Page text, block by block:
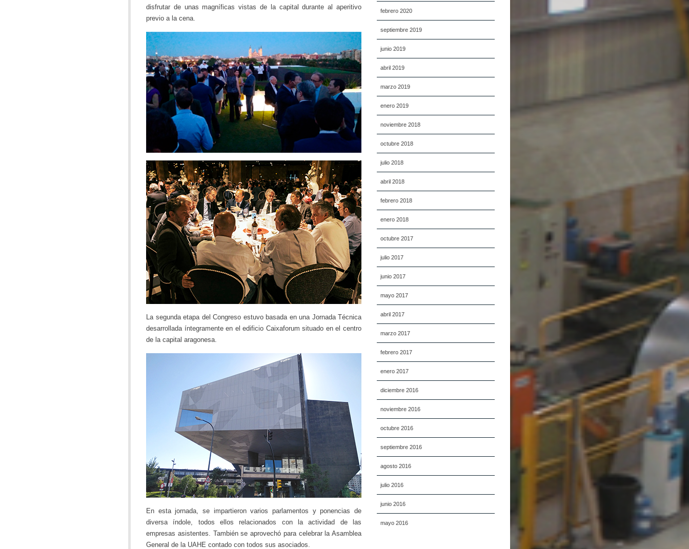
febrero 2020
septiembre 2019
junio 2019
abril 2019
marzo 2019
enero 2019
noviembre 2018
octubre 2018
julio 2018
abril 2018
febrero 2018
enero 2018
octubre 2017
julio 2017
junio 2017
mayo 2017
abril 2017
marzo 2017
febrero 2017
enero 2017
diciembre 2016
noviembre 2016
octubre 2016
septiembre 2016
agosto 2016
julio 2016
junio 2016
mayo 2016
disfrutar de unas magníficas vistas de la capital durante al aperitivo
previo a la cena.
La segunda etapa del Congreso estuvo basada en una Jornada Técnica
desarrollada íntegramente en el edificio Caixaforum situado en el centro
de la capital aragonesa.
En esta jornada, se impartieron varios parlamentos y ponencias de
diversa índole, todos ellos relacionados con la actividad de las
empresas asistentes. También se aprovechó para celebrar la Asamblea
General de la UAHE contado con todos sus asociados.